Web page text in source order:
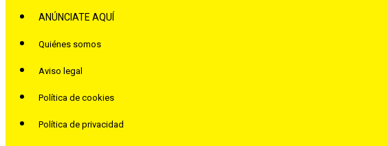
ANÚNCIATE AQUÍ
Quiénes somos
Aviso legal
Política de cookies
Política de privacidad